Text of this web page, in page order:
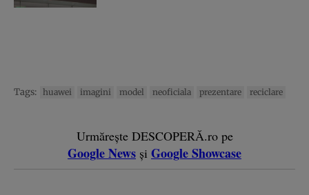
Tags: huawei imagini model neoficiala prezentare reciclare
Urmărește DESCOPERĂ.ro pe
Google News și Google Showcase